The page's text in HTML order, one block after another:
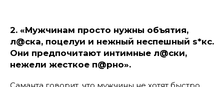
2. «Мужчинам просто нужны объятия,
л@ска, поцелуи и нежный неспешный s*кс.
Они предпочитают интимные л@ски,
нежели жесткое п@рнo».